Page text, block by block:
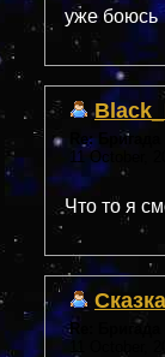
уже боюсь
Re:
11 October,
Что то я
Сказка
Re:
11 October,